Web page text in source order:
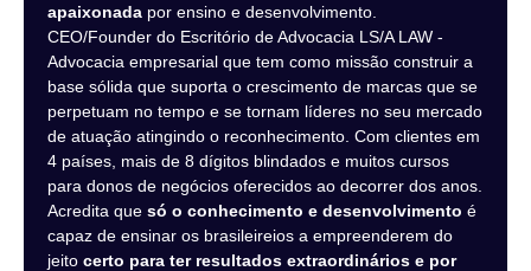
apaixonada por ensino e desenvolvimento.
CEO/Founder do Escritório de Advocacia LS/A LAW -
Advocacia empresarial que tem como missão construir a
base sólida que suporta o crescimento de marcas que se
perpetuam no tempo e se tornam líderes no seu mercado
de atuação atingindo o reconhecimento. Com clientes em
4 países, mais de 8 dígitos blindados e muitos cursos
para donos de negócios oferecidos ao decorrer dos anos.
Acredita que só o conhecimento e desenvolvimento é
capaz de ensinar os brasileireios a empreenderem do
jeito certo para ter resultados extraordinários e por